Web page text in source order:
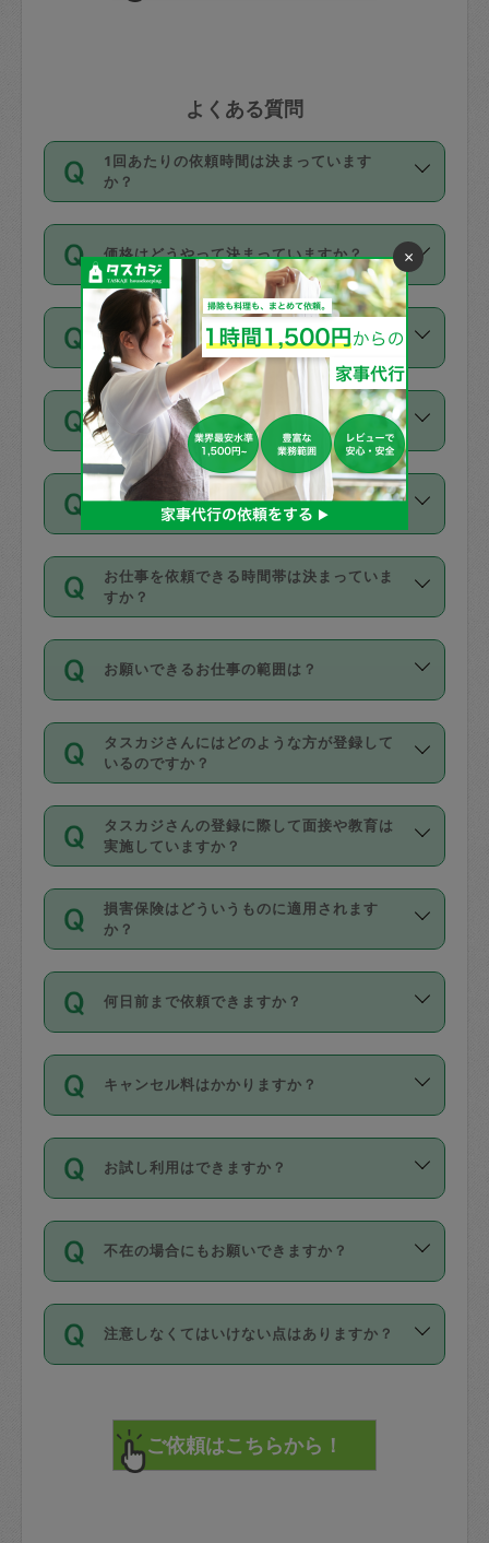
よくある質問
1回あたりの依頼時間は決まっています
か？
依頼1回につき3時間固定です。3時間を
超えて依頼したい場合は、延長機能をご
利用ください。機能をご利用いただくに
は、タスカジさんに事前に相談し、合意
の上事前申請することが必要です。な
お、3時間を下回っても、値引き等はござ
いません。
価格はどうやって決まっていますか？
11種類の価格帯の中からタスカジさん自
身が価格を選んで設定しています。
タスカジさんの価格設定には最初は制限
があり、レビュー件数、レビューの平均
値、などで除々に設定可能な最高額が上
がっていく仕組みになっています。
支払い方法を教えてください
お支払方法はクレジットカード（Visa／
Master／JCB／AMERICAN EXPRESS／
Diners Club）のみとなります。
カード情報のご登録は、依頼リクエスト
を行う際にご入力ください。プロフィー
ル登録時にはご入力いただかなくても大
丈夫です。
デビットカード・プリペイドカード（Vプ
リカ、au WALLETなど）は支払にはご利
銀行振込や現金払いも対応していませ
なお、タスカジさんの交通費も、依頼料
金のご請求と合わせてお支払いとなりま
動計算で表示されます。
同じタスカジさんに定期的にお願いする場
合はお得になる？
依頼には「スポット」と「定期（毎週｜
隔週）」があり、「定期」の依頼は「ス
ポット」よりお得な料金でご利用できま
す。
定期の最低利用回数は設けていない代わ
りに、一定数を超えたキャンセルは有償
（例：毎週定期の場合は３回以上のキャ
ンセルが有償（1200円、隔週定期の場合
は２回以上のキャンセルが有償（1200
交通費は料金に含まれますか？
交通費は依頼料金とは別途発生し、依頼
料金のご請求と合わせてお支払いとなり
ます。交通費の金額は「依頼の詳細」に
お仕事を依頼できる時間帯は決まっていま
すか？
時間帯は3種類あります。いずれも１回あ
たり３時間です。
・ＡＭ ９時～１２時
・ＰＭ １３時～１６時
・夜 １８時～２１時
開始時間を２時間前後変更することが可
能です。依頼送信後、個別にタスカジさ
んにメッセージを送り調整してくださ
い。ただし、２時間を越えての調整はで
時間も被らない場合、損害保険の対象外
お願いできるお仕事の範囲は？
掃除、整理収納、洗濯、買い物、料理、
作り置きです。タスカジさんによってで
きる仕事の範囲が異なりますので、依頼
する前にタスカジさんのプロフィールで
確認してください。
基本的に、高所での作業や危険作業、屋
外での作業は対象外です。
タスカジさんにはどのような方が登録して
いるのですか？
主婦として長年の家事経験をお持ちの
方、栄養士・調理師といった資格者で保
育園や学校の給食やレストランで料理関
係の専門職に従事されていた方、日本で
すでにハウスキーパーや英語の先生とし
てお仕事をしているフィリピン出身の
社員など様々なバックグラウンドの方が
登録しています。
日本語も話せる方など様々です。
ールに記載していますので、各自の得意
を依頼してください。
タスカジさんの登録に際して面接や教育は
実施していますか？
応募の際に、各自事務局との面接と説明
を行っています。その後、身分証明書の
写真提出をしていただいています。外国
確認しています。タスカジさんトレーニ
ング動画を使ったセルフトレーニングの
現場トライアルを受け、合格したタスカ
ジさんが活動されています。
※テストセンターの講評は１件目のレビュ
参考
【詳細】タスカジさんの登録に際
損害保険はどういうものに適用されます
か？
依頼者とタスカジさんとの間でタスカジ
を通して成立した作業時間内での作業に
適用されます。作業範囲は、掃除、洗
です。作業中に物を壊したり、人にけが
をさせたりした場合が対象で、補償金額
す。
写真を撮り、
詳細FAQ：
損害賠償保険について教えて
何日前まで依頼できますか？
ご依頼は、現在を起点に3日後（72時間
以降）の日時から受付可能となっていま
す。
タスカジさんへ「募集」をかけることが
可能です。
キャンセル料はかかりますか？
キャンセル料には、以下の2種類がありま
す。
1. 直前キャンセル（定期、スポット契約
共通）
72時間を超える※と、以下のキャンセル
料が発生します。
直前キャンセル料：
72時間前〜24時間前＝依頼料金の50%
お試し利用はできますか？
「お試し利用」というメニューはありま
せんが、「一回のみ」依頼を活用するこ
とによって、気に入ったタスカジさんを
まず、条件の合う気になるタスカジさ
みてください。
その後、一番気に入ったタスカジさんに
不在の場合にもお願いできますか？
不在の場合の作業はタスカジさんの同意
が必要です。数回の依頼ののち、タスカ
ジさんと依頼者の間で十分な信頼関係が
てください。
不在時に部屋に入るためにタスカジさん
注意しなくてはいけない点はありますか？
で、必ず鍵のかかるロッカーや金庫に入
れて依頼者の責任の元管理するよう心掛
けてください。
×